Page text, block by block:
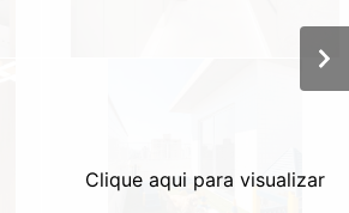
Clique aqui para visualizar